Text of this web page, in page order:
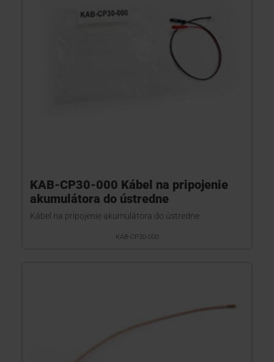
KAB-CP30-000 Kábel na pripojenie
akumulátora do ústredne
Kábel na pripojenie akumulátora do ústredne
KAB-CP30-000